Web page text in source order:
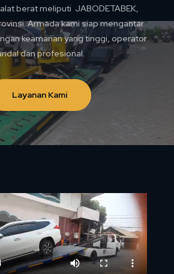
berat meliputi JABODETABEK,
Armada kami siap mengantar
keamanan yang tinggi, operator
dan profesional.
Layanan Kami